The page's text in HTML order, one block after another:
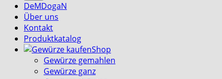
DeMDogaN
Über uns
Kontakt
Produktkatalog
Shop
Gewürze gemahlen
Gewürze ganz